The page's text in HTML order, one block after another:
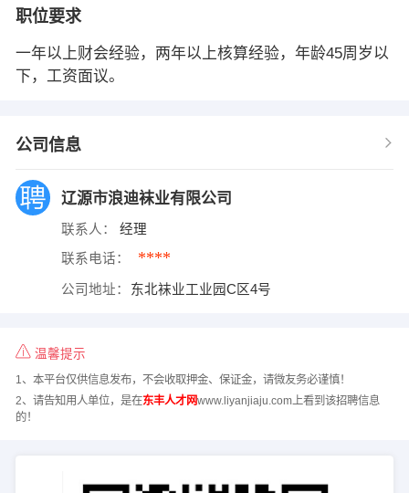
职位要求
一年以上财会经验，两年以上核算经验，年龄45周岁以
下，工资面议。
公司信息
辽源市浪迪袜业有限公司
联系人： 经理
联系电话： ****
公司地址： 东北袜业工业园C区4号
温馨提示
1、本平台仅供信息发布，不会收取押金、保证金，请微友务必谨慎！
2、请告知用人单位，是在东丰人才网www.liyanjiaju.com上看到该招聘信息
的！